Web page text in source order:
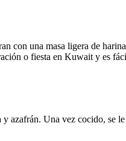
con una masa ligera de
o fiesta en Kuwait y es
azafrán. Una vez cocido, se